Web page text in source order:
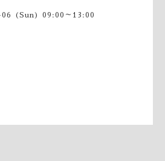
(Sun) 09:00～13:00